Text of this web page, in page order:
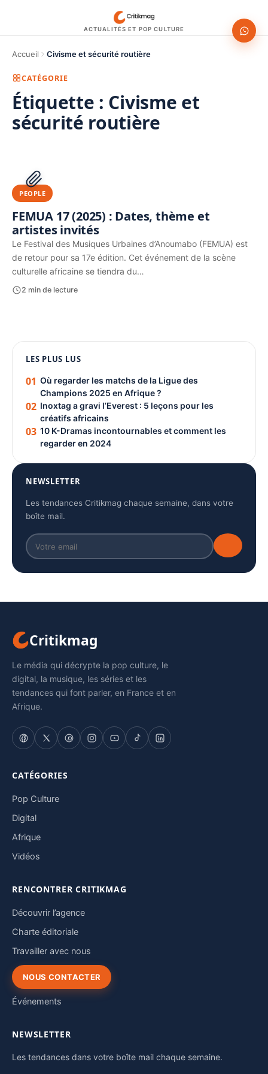
ACTUALITÉS ET POP CULTURE
Accueil Civisme et sécurité routière
CATÉGORIE
Étiquette : Civisme et
sécurité routière
PUBLICITÉ
PEOPLE
FEMUA 17 (2025) : Dates, thème et
artistes invités
Le Festival des Musiques Urbaines d’Anoumabo (FEMUA) est
de retour pour sa 17e édition. Cet événement de la scène
culturelle africaine se tiendra du…
2 min de lecture
PUBLICITÉ
LES PLUS LUS
01 Où regarder les matchs de la Ligue des
Champions 2025 en Afrique ?
02 Inoxtag a gravi l’Everest : 5 leçons pour les
créatifs africains
03 10 K-Dramas incontournables et comment les
regarder en 2024
NEWSLETTER
Les tendances Critikmag chaque semaine, dans votre
boîte mail.
Critikmag
Le média qui décrypte la pop culture, le
digital, la musique, les séries et les
tendances qui font parler, en France et en
Afrique.
CATÉGORIES
Pop Culture
Digital
Afrique
Vidéos
RENCONTRER CRITIKMAG
Découvrir l’agence
Charte éditoriale
Travailler avec nous
NOUS CONTACTER
Événements
NEWSLETTER
Les tendances dans votre boîte mail chaque semaine.